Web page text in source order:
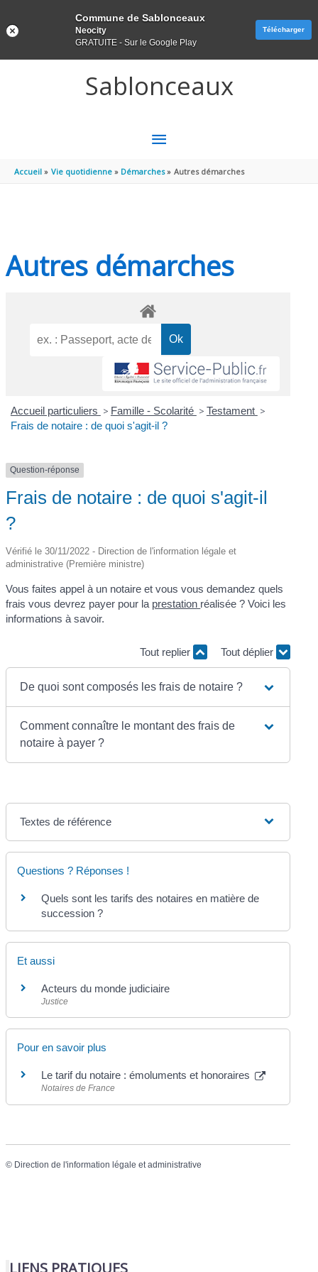
Sablonceaux
MENU
PRINCIPAL
Accueil Vie quotidienne Démarches Autres démarches
Autres démarches
Accueil particuliers > Famille - Scolarité > Testament >
Frais de notaire : de quoi s'agit-il ?
Question-réponse
Frais de notaire : de quoi s'agit-il
?
Vérifié le 30/11/2022 - Direction de l'information légale et
administrative (Première ministre)
Vous faites appel à un notaire et vous vous demandez quels
frais vous devrez payer pour la prestation réalisée ? Voici les
informations à savoir.
Tout replier Tout déplier
De quoi sont composés les frais de notaire ?
Comment connaître le montant des frais de
notaire à payer ?
Textes de référence
Questions ? Réponses !
Quels sont les tarifs des notaires en matière de
succession ?
Et aussi
Acteurs du monde judiciaire
Justice
Pour en savoir plus
Le tarif du notaire : émoluments et honoraires
Notaires de France
© Direction de l'information légale et administrative
LIENS PRATIQUES
Commune de Sablonceaux
Neocity
GRATUITE - Sur le Google Play
Télécharger